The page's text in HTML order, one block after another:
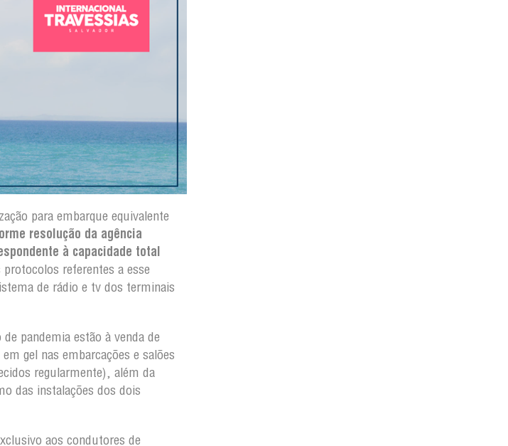
para embarque equivalente
resolução da agência
à capacidade total
referentes a esse
de rádio e tv dos terminais
pandemia estão à venda de
gel nas embarcações e salões
regularmente), além da
das instalações dos dois
aos condutores de